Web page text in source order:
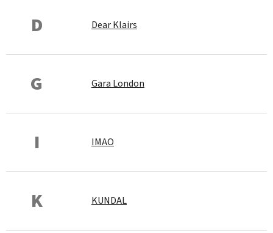
D Dear Klairs
G Gara London
I IMAO
K KUNDAL